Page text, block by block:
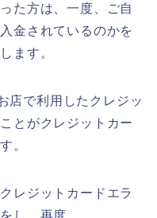
た方は、一度、ご自
金されているのかを
ます。
店で利用したクレジッ
とがクレジットカー
。
レジットカードエラ
し、再度、